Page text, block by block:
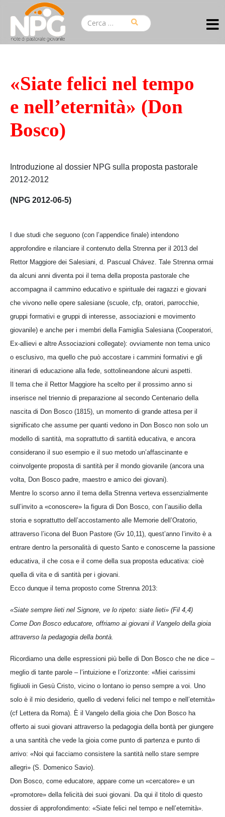
«Siate felici nel tempo
e nell’eternità» (Don
Bosco)
Introduzione al dossier NPG sulla proposta pastorale
2012-2012
(NPG 2012-06-5)
I due studi che seguono (con l’appendice finale) intendono
approfondire e rilanciare il contenuto della Strenna per il 2013 del
Rettor Maggiore dei Salesiani, d. Pascual Chávez. Tale Strenna ormai
da alcuni anni diventa poi il tema della proposta pastorale che
accompagna il cammino educativo e spirituale dei ragazzi e giovani
che vivono nelle opere salesiane (scuole, cfp, oratori, parrocchie,
gruppi formativi e gruppi di interesse, associazioni e movimento
giovanile) e anche per i membri della Famiglia Salesiana (Cooperatori,
Ex-allievi e altre Associazioni collegate): ovviamente non tema unico
o esclusivo, ma quello che può accostare i cammini formativi e gli
itinerari di educazione alla fede, sottolineandone alcuni aspetti.
Il tema che il Rettor Maggiore ha scelto per il prossimo anno si
inserisce nel triennio di preparazione al secondo Centenario della
nascita di Don Bosco (1815), un momento di grande attesa per il
significato che assume per quanti vedono in Don Bosco non solo un
modello di santità, ma soprattutto di santità educativa, e ancora
considerano il suo esempio e il suo metodo un’affascinante e
coinvolgente proposta di santità per il mondo giovanile (ancora una
volta, Don Bosco padre, maestro e amico dei giovani).
Mentre lo scorso anno il tema della Strenna verteva essenzialmente
sull’invito a «conoscere» la figura di Don Bosco, con l’ausilio della
storia e soprattutto dell’accostamento alle Memorie dell’Oratorio,
attraverso l’icona del Buon Pastore (Gv 10,11), quest’anno l’invito è a
entrare dentro la personalità di questo Santo e conoscerne la passione
educativa, il che cosa e il come della sua proposta educativa: cioè
quella di vita e di santità per i giovani.
Ecco dunque il tema proposto come Strenna 2013:
«Siate sempre lieti nel Signore, ve lo ripeto: siate lieti» (Fil 4,4)
Come Don Bosco educatore, offriamo ai giovani il Vangelo della gioia
attraverso la pedagogia della bontà.
Ricordiamo una delle espressioni più belle di Don Bosco che ne dice –
meglio di tante parole – l’intuizione e l’orizzonte: «Miei carissimi
figliuoli in Gesù Cristo, vicino o lontano io penso sempre a voi. Uno
solo è il mio desiderio, quello di vedervi felici nel tempo e nell’eternità»
(cf Lettera da Roma). È il Vangelo della gioia che Don Bosco ha
offerto ai suoi giovani attraverso la pedagogia della bontà per giungere
a una santità che vede la gioia come punto di partenza e punto di
arrivo: «Noi qui facciamo consistere la santità nello stare sempre
allegri» (S. Domenico Savio).
Don Bosco, come educatore, appare come un «cercatore» e un
«promotore» della felicità dei suoi giovani. Da qui il titolo di questo
dossier di approfondimento: «Siate felici nel tempo e nell’eternità».